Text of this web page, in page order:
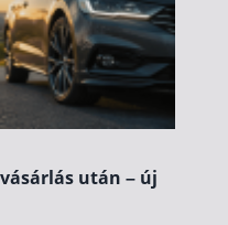
után – új